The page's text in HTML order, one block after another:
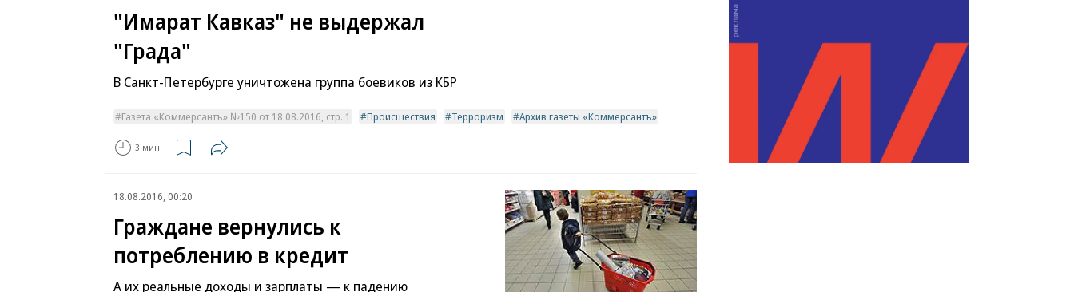
"Имарат Кавказ" не выдержал
"Града"
В Санкт-Петербурге уничтожена группа боевиков из КБР
Газета «Коммерсантъ» №150 от 18.08.2016, стр. 1 Происшествия Терроризм Архив газеты «Коммерсантъ»
3 мин.
18.08.2016, 00:20
Граждане вернулись к
потреблению в кредит
А их реальные доходы и зарплаты — к падению